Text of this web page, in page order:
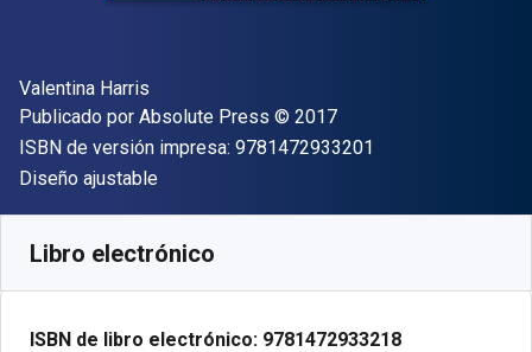
Autor(es)
Valentina Harris
Editor
Publicado por Absolute Press Copyright
© 2017
ISBN de versión impresa: 9781472933201
Formato
Diseño ajustable
Libro electrónico
ISBN de libro electrónico: 9781472933218